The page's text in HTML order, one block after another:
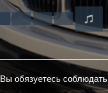
Вы обязуетесь соблюдать